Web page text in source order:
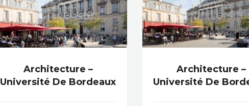
Architecture –
Université De Bordeaux
Architecture –
Université De